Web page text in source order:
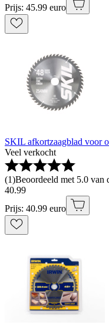
Prijs: 45.99 euro
SKIL afkortzaagblad voor
Veel verkocht
(1)Beoordeeld met 5.0 van
40.99
Prijs: 40.99 euro